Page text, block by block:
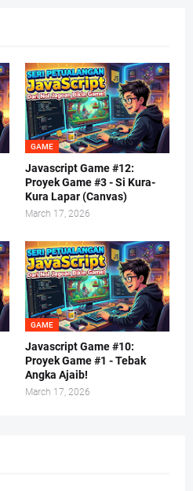
GAME
Javascript Game #12:
Proyek Game #3 - Si Kura-
Kura Lapar (Canvas)
March 17, 2026
GAME
Javascript Game #10:
Proyek Game #1 - Tebak
Angka Ajaib!
March 17, 2026